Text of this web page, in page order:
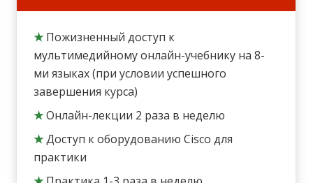
★ Пожизненный доступ к
мультимедийному онлайн-учебнику на 8-
ми языках (при условии успешного
завершения курса)
★Онлайн-лекции 2 раза в неделю
★Доступ к оборудованию Cisco для
практики